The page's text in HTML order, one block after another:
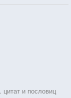
цитат и пословиц